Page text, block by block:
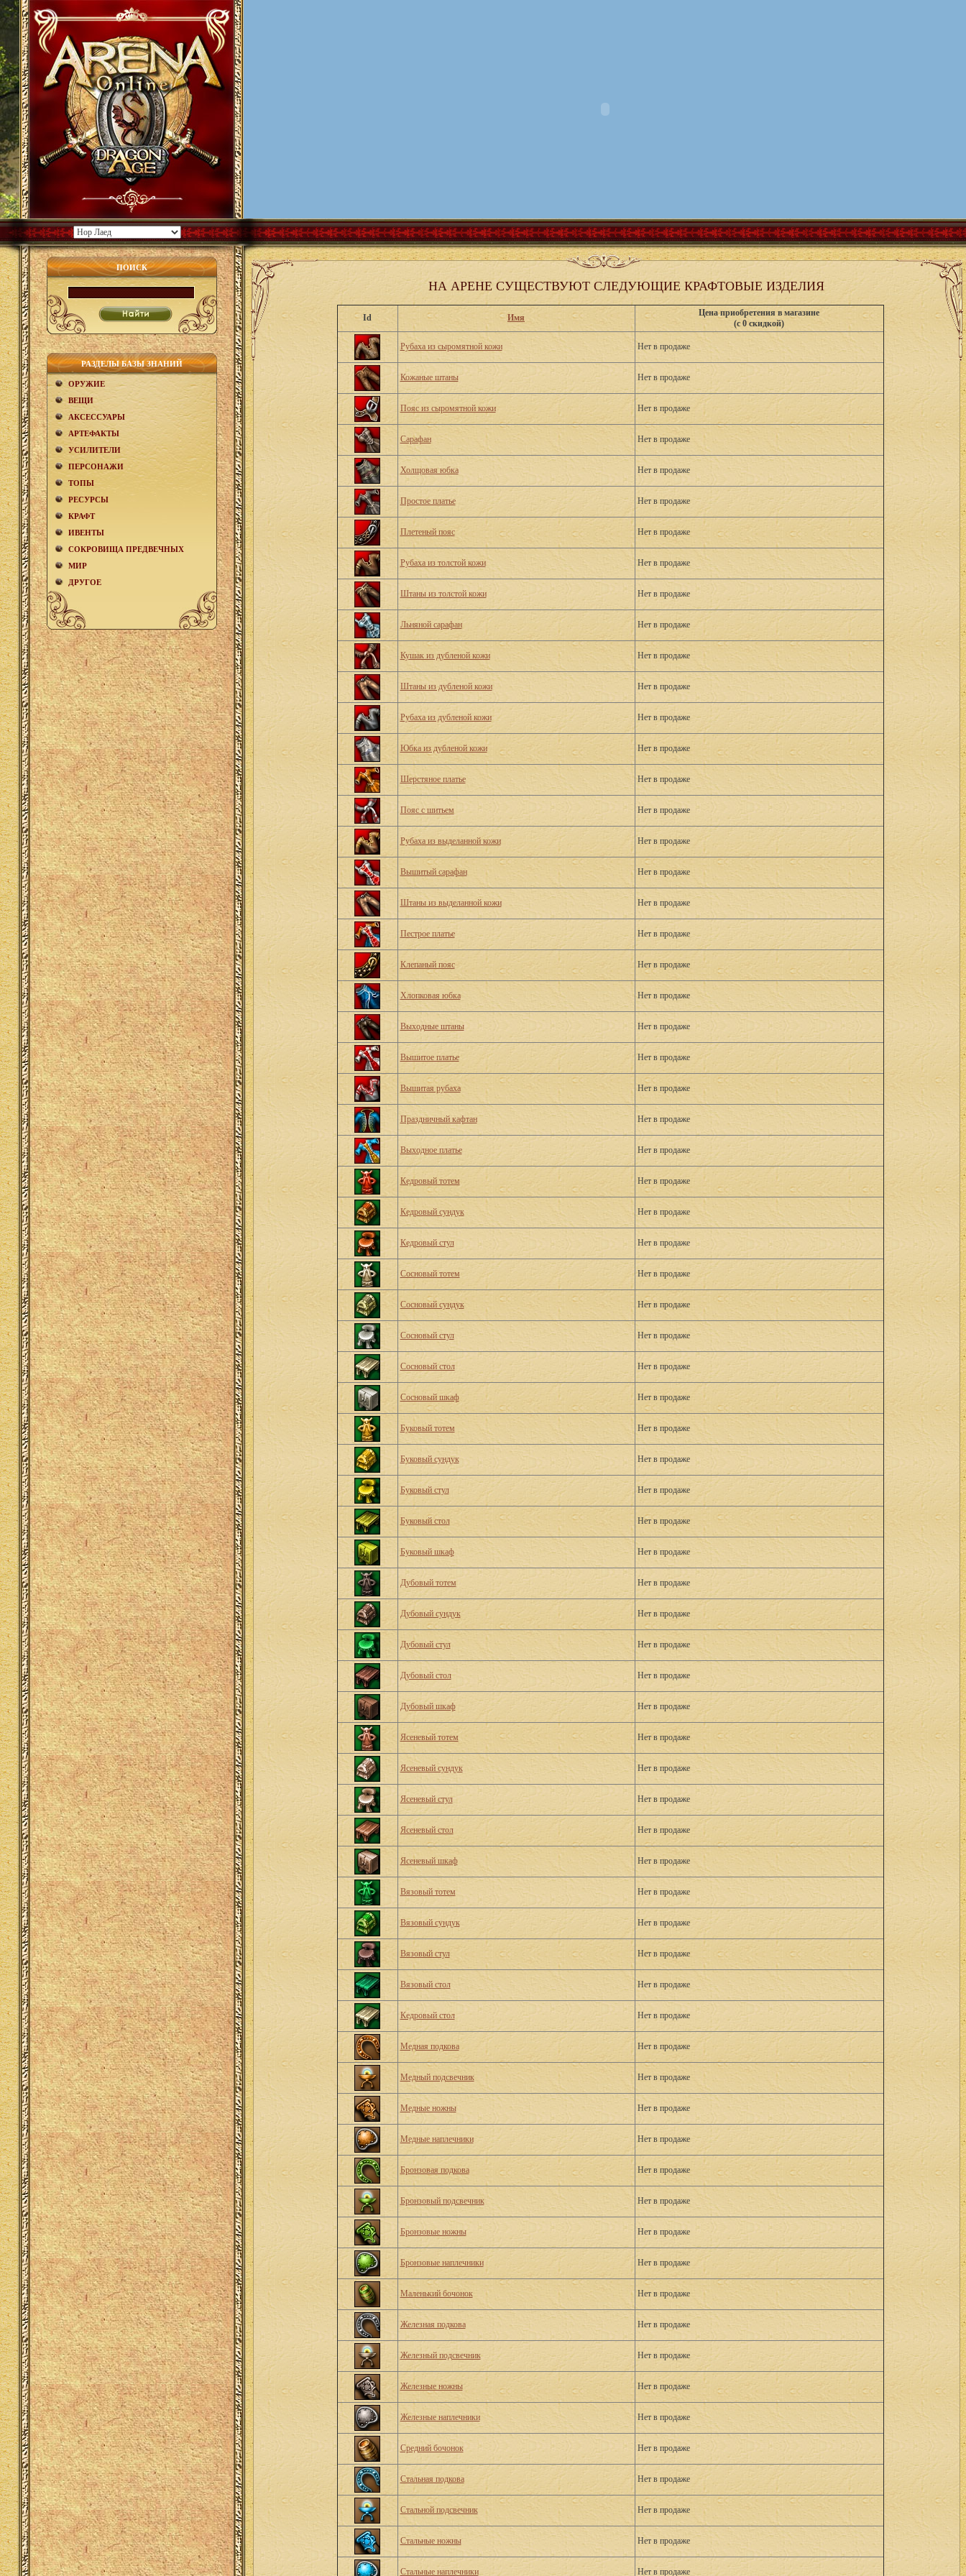
ПОИСК
РАЗДЕЛЫ БАЗЫ ЗНАНИЙ
ОРУЖИЕ
ВЕЩИ
АКCЕСCУАРЫ
АРТЕФАКТЫ
УСИЛИТЕЛИ
ПЕРСОНАЖИ
ТОПЫ
РЕСУРСЫ
КРАФТ
ИВЕНТЫ
СОКРОВИЩА ПРЕДВЕЧНЫХ
МИР
ДРУГОЕ
НА АРЕНЕ СУЩЕСТВУЮТ СЛЕДУЮЩИЕ КРАФТОВЫЕ ИЗДЕЛИЯ
Id Имя
Цена приобретения в магазине
(с 0 скидкой)
Рубаха из сыромятной кожи Нет в продаже
Кожаные штаны Нет в продаже
Пояс из сыромятной кожи Нет в продаже
Сарафан Нет в продаже
Холщовая юбка Нет в продаже
Простое платье Нет в продаже
Плетеный пояс Нет в продаже
Рубаха из толстой кожи Нет в продаже
Штаны из толстой кожи Нет в продаже
Льняной сарафан Нет в продаже
Кушак из дубленой кожи Нет в продаже
Штаны из дубленой кожи Нет в продаже
Рубаха из дубленой кожи Нет в продаже
Юбка из дубленой кожи Нет в продаже
Шерстяное платье Нет в продаже
Пояс с шитьем Нет в продаже
Рубаха из выделанной кожи Нет в продаже
Вышитый сарафан Нет в продаже
Штаны из выделанной кожи Нет в продаже
Пестрое платье Нет в продаже
Клепаный пояс Нет в продаже
Хлопковая юбка Нет в продаже
Выходные штаны Нет в продаже
Вышитое платье Нет в продаже
Вышитая рубаха Нет в продаже
Праздничный кафтан Нет в продаже
Выходное платье Нет в продаже
Кедровый тотем Нет в продаже
Кедровый сундук Нет в продаже
Кедровый стул Нет в продаже
Сосновый тотем Нет в продаже
Сосновый сундук Нет в продаже
Сосновый стул Нет в продаже
Сосновый стол Нет в продаже
Сосновый шкаф Нет в продаже
Буковый тотем Нет в продаже
Буковый сундук Нет в продаже
Буковый стул Нет в продаже
Буковый стол Нет в продаже
Буковый шкаф Нет в продаже
Дубовый тотем Нет в продаже
Дубовый сундук Нет в продаже
Дубовый стул Нет в продаже
Дубовый стол Нет в продаже
Дубовый шкаф Нет в продаже
Ясеневый тотем Нет в продаже
Ясеневый сундук Нет в продаже
Ясеневый стул Нет в продаже
Ясеневый стол Нет в продаже
Ясеневый шкаф Нет в продаже
Вязовый тотем Нет в продаже
Вязовый сундук Нет в продаже
Вязовый стул Нет в продаже
Вязовый стол Нет в продаже
Кедровый стол Нет в продаже
Медная подкова Нет в продаже
Медный подсвечник Нет в продаже
Медные ножны Нет в продаже
Медные наплечники Нет в продаже
Бронзовая подкова Нет в продаже
Бронзовый подсвечник Нет в продаже
Бронзовые ножны Нет в продаже
Бронзовые наплечники Нет в продаже
Маленький бочонок Нет в продаже
Железная подкова Нет в продаже
Железный подсвечник Нет в продаже
Железные ножны Нет в продаже
Железные наплечники Нет в продаже
Средний бочонок Нет в продаже
Стальная подкова Нет в продаже
Стальной подсвечник Нет в продаже
Стальные ножны Нет в продаже
Стальные наплечники Нет в продаже